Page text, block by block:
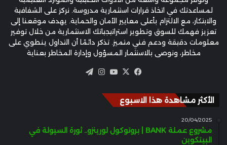
لمساعدتك في اتخاذ قرارات استثمارية مدروسة. نركز على الشفافية
والابتكار، مع الالتزام بأعلى معايير الأمان والحماية. يهدف موقعنا إلى
تعزيز فهمك للسوق وتطوير استراتيجياتك الاستثمارية من خلال توفير
معلومات دقيقة ودعم فني متميز. تذكر دائمًا أن التداول ينطوي على
مخاطر، ونوصي بالاستثمار المسؤول وإدارة المخاطر بعناية
فيسبوك
‫X
‫YouTube
انستقرام
الأكثر مشاهدة هذا الاسبوع
20/04/2025
مشروع عملة BANK | بروتوكول لورينزو.. ثورة السيولة في
البيتكوين